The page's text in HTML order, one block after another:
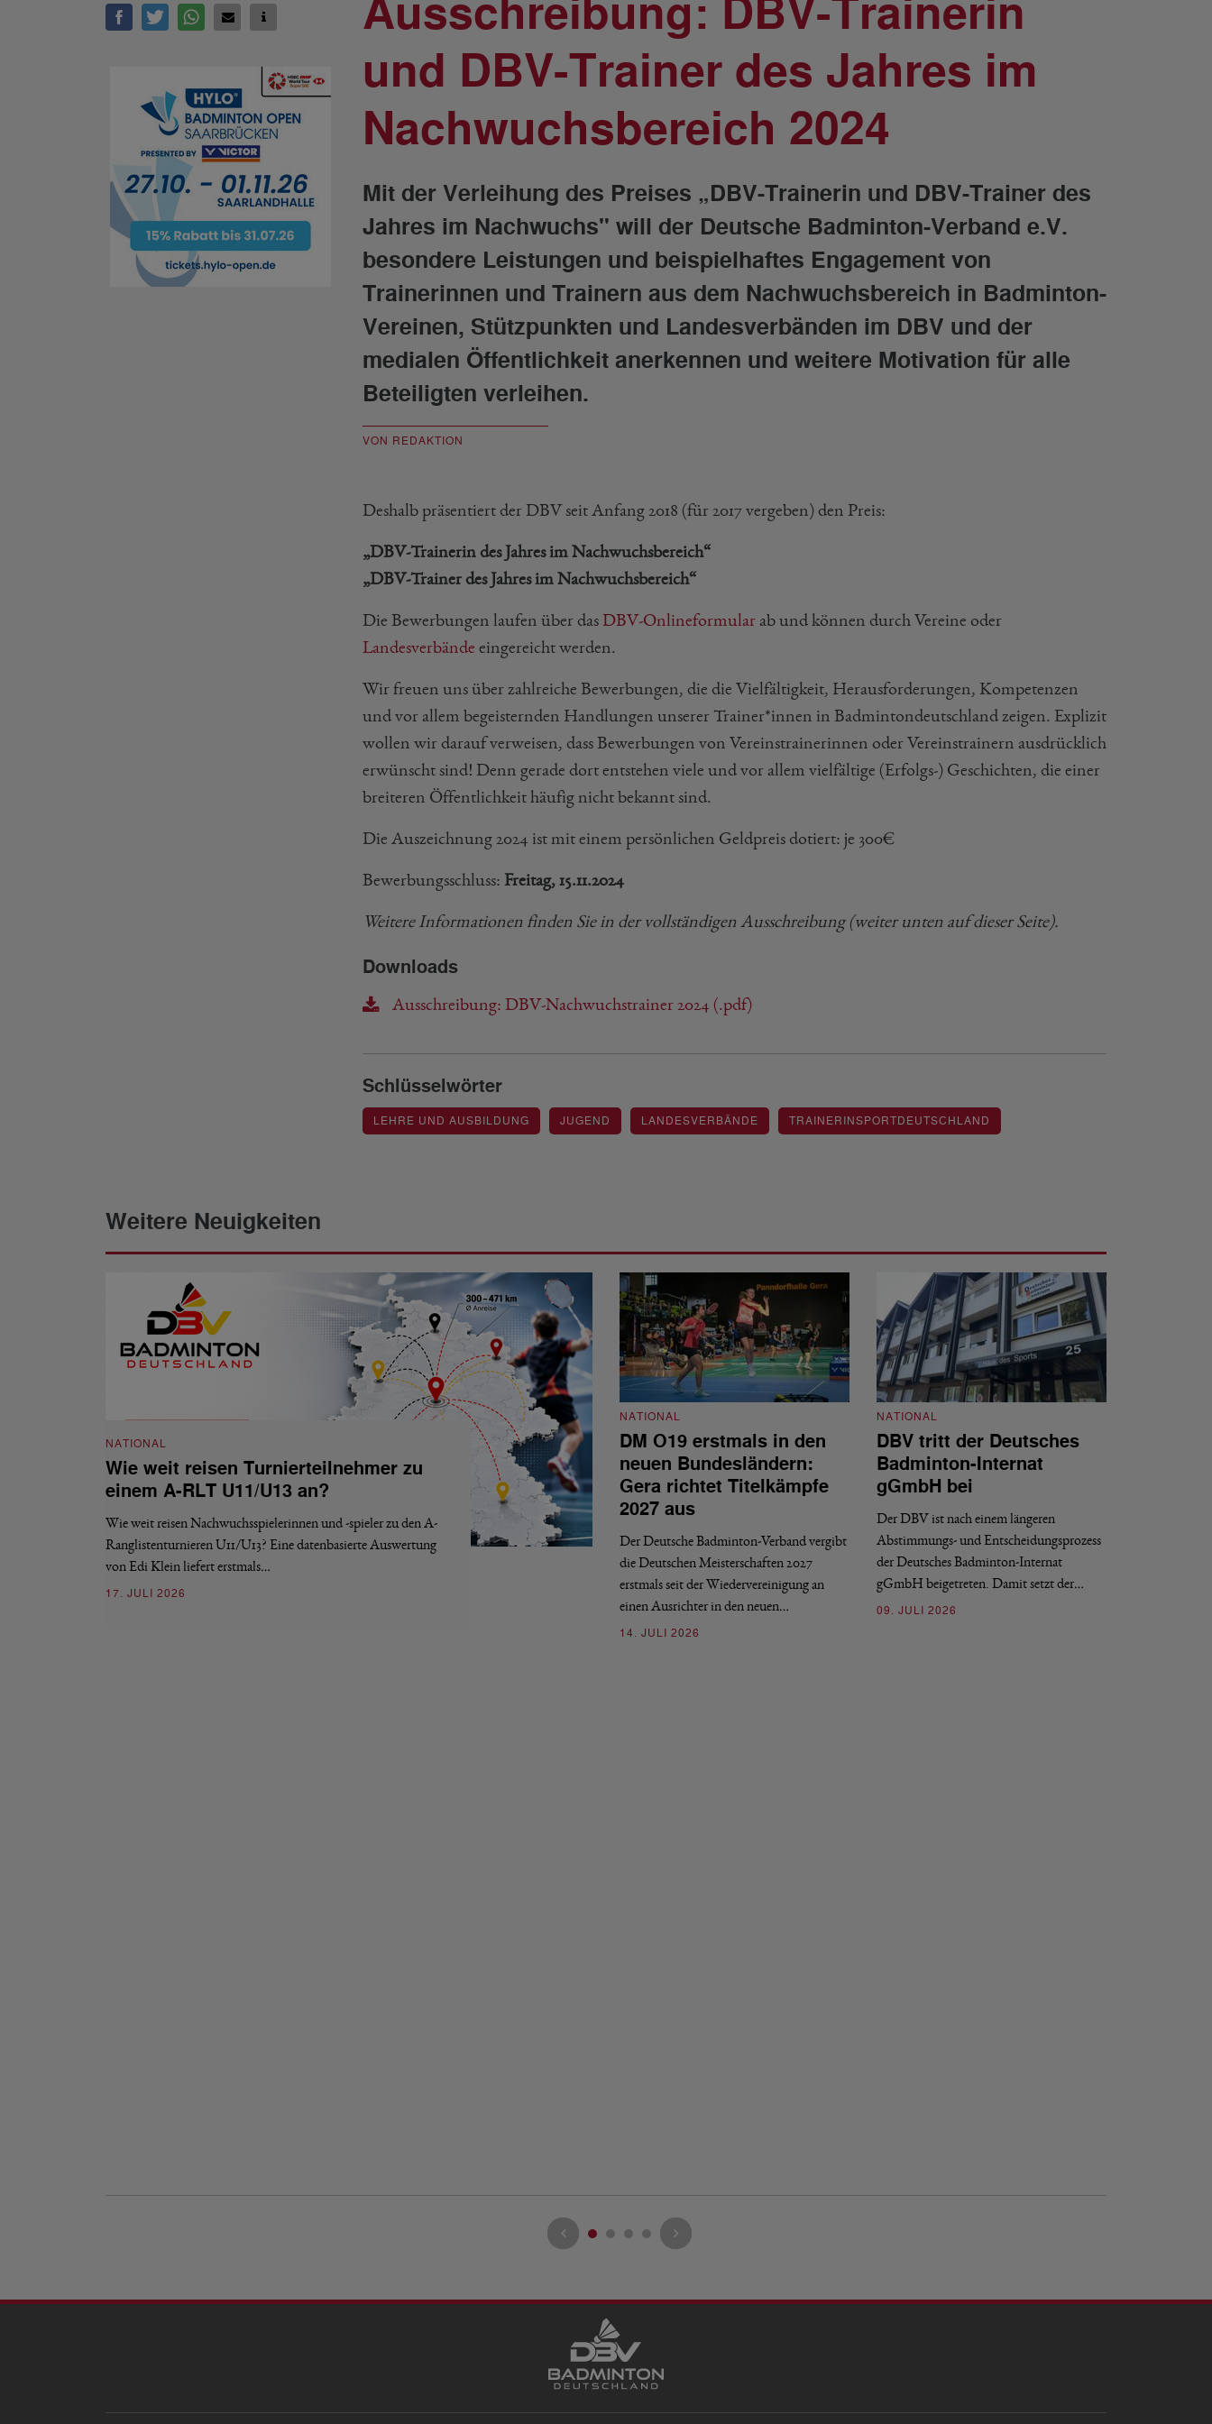
Ausschreibung: DBV-Trainerin
und DBV-Trainer des Jahres im
Nachwuchsbereich 2024
Mit der Verleihung des Preises „DBV-Trainerin und DBV-Trainer des
Jahres im Nachwuchs" will der Deutsche Badminton-Verband e.V.
besondere Leistungen und beispielhaftes Engagement von
Trainerinnen und Trainern aus dem Nachwuchsbereich in Badminton-
Vereinen, Stützpunkten und Landesverbänden im DBV und der
medialen Öffentlichkeit anerkennen und weitere Motivation für alle
Beteiligten verleihen.
VON REDAKTION
Deshalb präsentiert der DBV seit Anfang 2018 (für 2017 vergeben) den Preis:
„DBV-Trainerin des Jahres im Nachwuchsbereich“
„DBV-Trainer des Jahres im Nachwuchsbereich“
Die Bewerbungen laufen über das DBV-Onlineformular ab und können durch Vereine oder
Landesverbände eingereicht werden.
Wir freuen uns über zahlreiche Bewerbungen, die die Vielfältigkeit, Herausforderungen, Kompetenzen
und vor allem begeisternden Handlungen unserer Trainer*innen in Badmintondeutschland zeigen. Explizit
wollen wir darauf verweisen, dass Bewerbungen von Vereinstrainerinnen oder Vereinstrainern ausdrücklich
erwünscht sind! Denn gerade dort entstehen viele und vor allem vielfältige (Erfolgs-) Geschichten, die einer
breiteren Öffentlichkeit häufig nicht bekannt sind.
Die Auszeichnung 2024 ist mit einem persönlichen Geldpreis dotiert: je 300€
Bewerbungsschluss: Freitag, 15.11.2024
Weitere Informationen finden Sie in der vollständigen Ausschreibung (weiter unten auf dieser Seite).
Downloads
Ausschreibung: DBV-Nachwuchstrainer 2024 (.pdf)
Schlüsselwörter
LEHRE UND AUSBILDUNG JUGEND LANDESVERBÄNDE TRAINERINSPORTDEUTSCHLAND
Weitere Neuigkeiten
NATIONAL
Wie weit reisen Turnierteilnehmer zu
einem A-RLT U11/U13 an?
Wie weit reisen Nachwuchsspielerinnen und -spieler zu den A-
Ranglistenturnieren U11/U13? Eine datenbasierte Auswertung
von Edi Klein liefert erstmals…
17. JULI 2026
NATIONAL
DM O19 erstmals in den
neuen Bundesländern:
Gera richtet Titelkämpfe
2027 aus
Der Deutsche Badminton-Verband vergibt
die Deutschen Meisterschaften 2027
erstmals seit der Wiedervereinigung an
einen Ausrichter in den neuen…
14. JULI 2026
NATIONAL
DBV tritt der Deutsches
Badminton-Internat
gGmbH bei
Der DBV ist nach einem längeren
Abstimmungs- und Entscheidungsprozess
der Deutsches Badminton-Internat
gGmbH beigetreten. Damit setzt der…
09. JULI 2026